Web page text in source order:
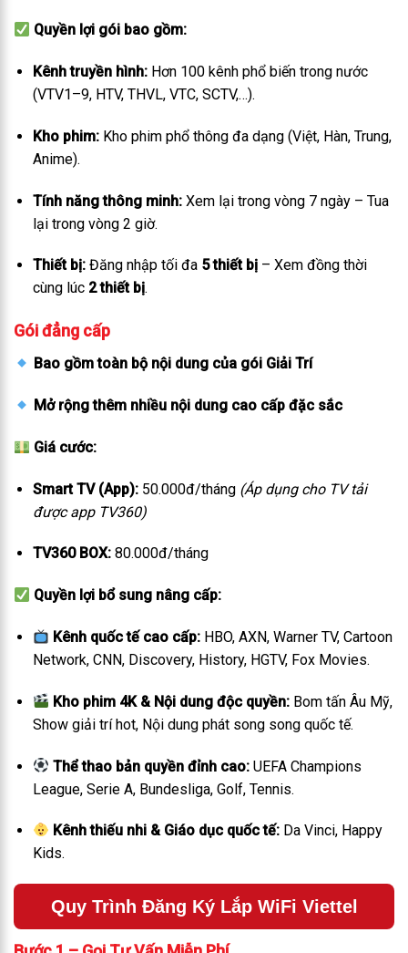
Quyền lợi gói bao gồm:
Kênh truyền hình:Hơn 100 kênh phổ biến trong nước
(VTV1–9, HTV, THVL, VTC, SCTV,…).
Kho phim:Kho phim phổ thông đa dạng (Việt, Hàn, Trung,
Anime).
Tính năng thông minh:Xem lại trong vòng 7 ngày – Tua
lại trong vòng 2 giờ.
Thiết bị:Đăng nhập tối đa 5 thiết bị– Xem đồng thời
cùng lúc 2 thiết bị.
Gói đẳng cấp
Bao gồm toàn bộ nội dung của gói Giải Trí
Mở rộng thêm nhiều nội dung cao cấp đặc sắc
Giá cước:
Smart TV (App):50.000đ/tháng (Áp dụng cho TV tải
được app TV360)
TV360 BOX:80.000đ/tháng
Quyền lợi bổ sung nâng cấp:
Kênh quốc tế cao cấp: HBO, AXN, Warner TV, Cartoon
Network, CNN, Discovery, History, HGTV, Fox Movies.
Kho phim 4K & Nội dung độc quyền: Bom tấn Âu Mỹ,
Show giải trí hot, Nội dung phát song song quốc tế.
Thể thao bản quyền đỉnh cao: UEFA Champions
League, Serie A, Bundesliga, Golf, Tennis.
Kênh thiếu nhi & Giáo dục quốc tế: Da Vinci, Happy
Kids.
Quy Trình Đăng Ký Lắp WiFi Viettel